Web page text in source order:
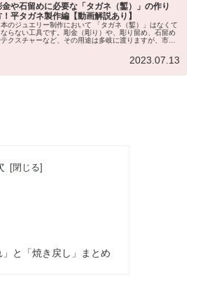
金や石留めに必要な「タガネ（鏨）」の作り
！平タガネ製作編【動画解説あり】
本のジュエリー制作において 「タガネ（鏨）」はなくて
らない工具です。彫金（彫り）や、彫り留め、石留め
クスチャーなど、その用途は多岐に渡りますが、市販
2023.07.13
と「焼き戻し」まとめ